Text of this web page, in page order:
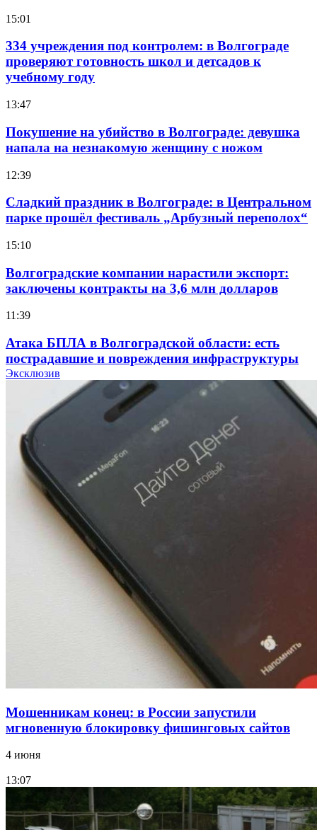
15:01
334 учреждения под контролем: в Волгограде
проверяют готовность школ и детсадов к
учебному году
13:47
Покушение на убийство в Волгограде: девушка
напала на незнакомую женщину с ножом
12:39
Сладкий праздник в Волгограде: в Центральном
парке прошёл фестиваль „Арбузный переполох“
15:10
Волгоградские компании нарастили экспорт:
заключены контракты на 3,6 млн долларов
11:39
Атака БПЛА в Волгоградской области: есть
пострадавшие и повреждения инфраструктуры
Волгоградские вузы в топе зарплатного
рейтинга: ВолгГТУ и ВолгГМУ вошли в топ‑15
для химической отрасли и фармацевтики
18:39
В Красноармейском районе Волгограда стартует
конкурс на ремонт моста через Волго‑Донской
судоходный канал
Фестиваль #ТриЧетыре в Волгограде пройдёт
11–13 сентября в рамках Года единства народов
Эксклюзив
Мошенникам конец: в России запустили
мгновенную блокировку фишинговых сайтов
4 июня
13:07